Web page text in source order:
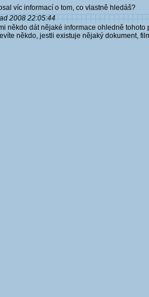
víc informací o tom, co vlastně hledáš?
2008 22:05:44
někdo dát nějaké informace ohledně
někdo, jestli existuje nějaký dokument,